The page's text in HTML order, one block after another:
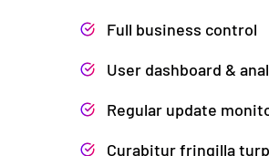
Full business control
User dashboard &
Regular update
Curabitur fringilla